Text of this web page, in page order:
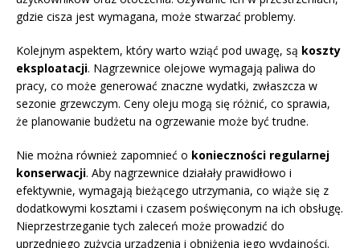
gdzie cisza jest wymagana, może stwarzać problemy.
Kolejnym aspektem, który warto wziąć pod uwagę, są koszty
eksploatacji. Nagrzewnice olejowe wymagają paliwa do
pracy, co może generować znaczne wydatki, zwłaszcza w
sezonie grzewczym. Ceny oleju mogą się różnić, co sprawia,
że planowanie budżetu na ogrzewanie może być trudne.
Nie można również zapomnieć o konieczności regularnej
konserwacji. Aby nagrzewnice działały prawidłowo i
efektywnie, wymagają bieżącego utrzymania, co wiąże się z
dodatkowymi kosztami i czasem poświęconym na ich obsługę.
Nieprzestrzeganie tych zaleceń może prowadzić do
uprzedniego zużycia urządzenia i obniżenia jego wydajności.